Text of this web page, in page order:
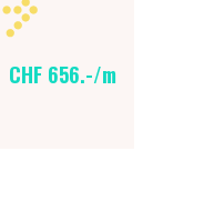
CHF 656.-/m